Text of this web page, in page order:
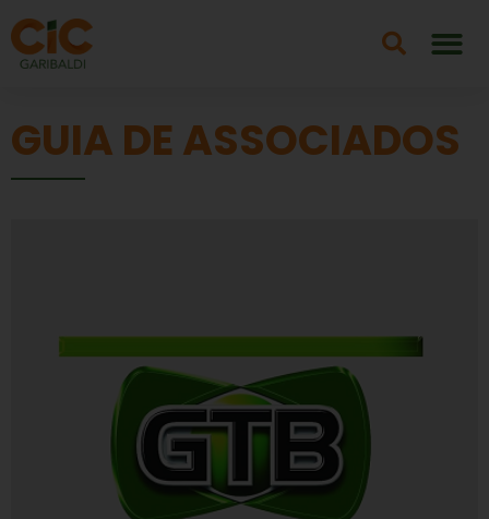
GUIA DE ASSOCIADOS